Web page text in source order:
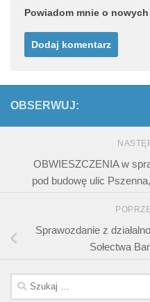
Powiadom mnie o
OBSERWUJ:
OBWIESZCZENIA w
pod budowę ulic
Sprawozdanie z
Sołectwa
Szukaj: